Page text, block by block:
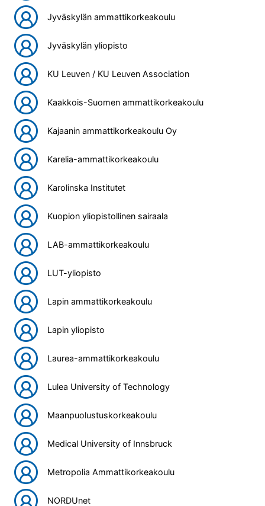
Jyväskylän ammattikorkeakoulu
Jyväskylän yliopisto
KU Leuven / KU Leuven Association
Kaakkois-Suomen ammattikorkeakoulu
Kajaanin ammattikorkeakoulu Oy
Karelia-ammattikorkeakoulu
Karolinska Institutet
Kuopion yliopistollinen sairaala
LAB-ammattikorkeakoulu
LUT-yliopisto
Lapin ammattikorkeakoulu
Lapin yliopisto
Laurea-ammattikorkeakoulu
Lulea University of Technology
Maanpuolustuskorkeakoulu
Medical University of Innsbruck
Metropolia Ammattikorkeakoulu
NORDUnet